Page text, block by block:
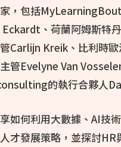
，包括
、荷蘭阿姆斯特
Carlijn Kreik、比利時
管Evelyne Van
的執行合夥人
如何利用大數據、AI技
才發展策略，並探討